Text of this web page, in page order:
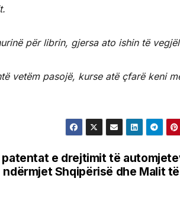
për librin, gjersa ato ishin të
vetëm pasojë, kurse atë çfarë keni
patentat e drejtimit të
ndërmjet Shqipërisë dhe Malit